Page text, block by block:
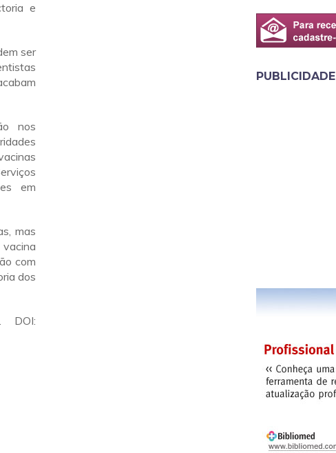
e
ser
nos
em
mas
com
dos
DOI:
PUBLICIDADE